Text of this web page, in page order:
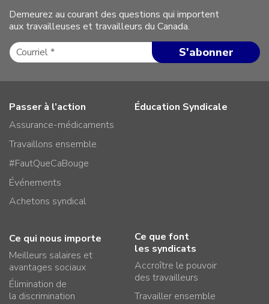
Demeurez au courant des questions qui importent
aux travailleuses et travailleurs du Canada.
Passer à l’action
Assurance-médicaments
Travaillons ensemble
#FautQueCaBouge
Événements
Achetons syndical
Éducation Syndicale
Ce qui nous importe
Meilleurs salaires et
avantages sociaux
Élimination de
la discrimination
Ce que font
les syndicats
Accroître le pouvoir
des travailleurs
Travailler ensemble